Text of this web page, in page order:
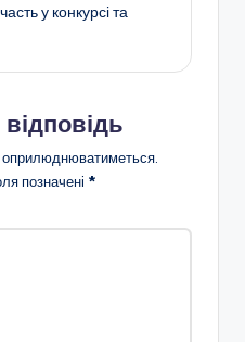
у конкурсі та
позначені *